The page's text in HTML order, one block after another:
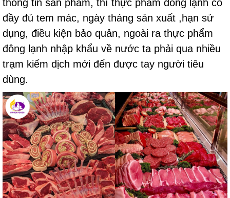
thông tin sản phẩm, thì thực phẩm đông lạnh có
đầy đủ tem mác, ngày tháng sản xuất ,hạn sử
dụng, điều kiện bảo quản, ngoài ra thực phẩm
đông lạnh nhập khẩu về nước ta phải qua nhiều
trạm kiểm dịch mới đến được tay người tiêu
dùng.